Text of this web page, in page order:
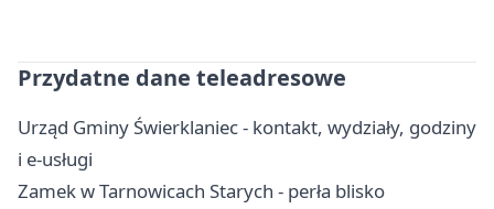
Przydatne dane teleadresowe
Urząd Gminy Świerklaniec - kontakt, wydziały, godziny
i e-usługi
Zamek w Tarnowicach Starych - perła blisko